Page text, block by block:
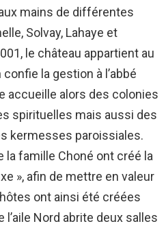
mains de différentes
Solvay, Lahaye et
le château appartient au
la gestion à l’abbé
accueille alors des colonies
spirituelles mais aussi des
kermesses paroissiales.
la famille Choné ont créé la
», afin de mettre en valeur
ont ainsi été créées
l’aile Nord abrite deux salles